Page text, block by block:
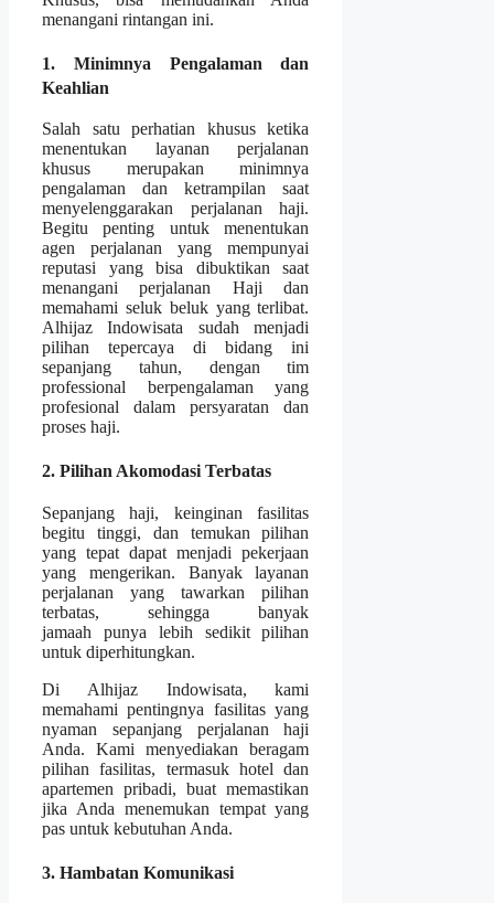
menangani rintangan ini.
1. Minimnya Pengalaman dan
Keahlian
Salah satu perhatian khusus ketika
menentukan layanan perjalanan
khusus merupakan minimnya
pengalaman dan ketrampilan saat
menyelenggarakan perjalanan haji.
Begitu penting untuk menentukan
agen perjalanan yang mempunyai
reputasi yang bisa dibuktikan saat
menangani perjalanan Haji dan
memahami seluk beluk yang terlibat.
Alhijaz Indowisata sudah menjadi
pilihan tepercaya di bidang ini
sepanjang tahun, dengan tim
professional berpengalaman yang
profesional dalam persyaratan dan
proses haji.
2. Pilihan Akomodasi Terbatas
Sepanjang haji, keinginan fasilitas
begitu tinggi, dan temukan pilihan
yang tepat dapat menjadi pekerjaan
yang mengerikan. Banyak layanan
perjalanan yang tawarkan pilihan
terbatas, sehingga banyak
jamaah punya lebih sedikit pilihan
untuk diperhitungkan.
Di Alhijaz Indowisata, kami
memahami pentingnya fasilitas yang
nyaman sepanjang perjalanan haji
Anda. Kami menyediakan beragam
pilihan fasilitas, termasuk hotel dan
apartemen pribadi, buat memastikan
jika Anda menemukan tempat yang
pas untuk kebutuhan Anda.
3. Hambatan Komunikasi